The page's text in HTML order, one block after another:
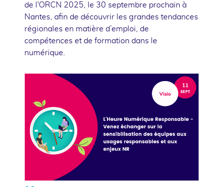
de l'ORCN 2025, le 30 septembre prochain à
Nantes, afin de découvrir les grandes tendances
régionales en matière d’emploi, de
compétences et de formation dans le
numérique.